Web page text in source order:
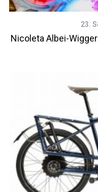
23.
Nicoleta Albei-